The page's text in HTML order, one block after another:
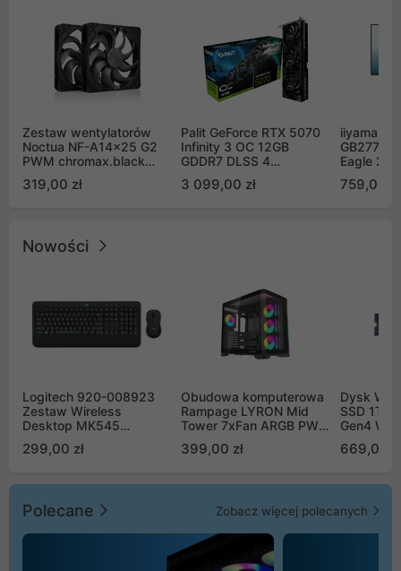
Zestaw wentylatorów
Noctua NF-A14x25 G2
PWM chromax.black
Push Pull (2szt)
319,00 zł
Palit GeForce RTX 5070
Infinity 3 OC 12GB
GDDR7 DLSS 4
GB2050S)
3 099,00 zł
iiyama G-
Eagle 27"
759,00 zł
Nowości
Logitech 920-008923
Zestaw Wireless
Desktop MK545
299,00 zł
Obudowa komputerowa
Rampage LYRON Mid
Tower 7xFan ARGB PWM
399,00 zł
Dysk WD
SSD 1TB
Gen4
669,00
Polecane Zobacz więcej polecanych